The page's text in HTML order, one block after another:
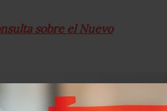
sobre el Nuevo